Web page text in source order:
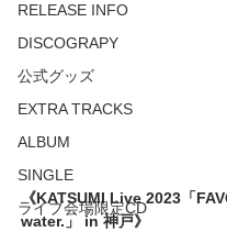
RELEASE INFO
DISCOGRAPY
公式グッズ
EXTRA TRACKS
ALBUM
SINGLE
ライブ会場限定CD
《KATSUMI Live 2023「
water.」 in 神戸》